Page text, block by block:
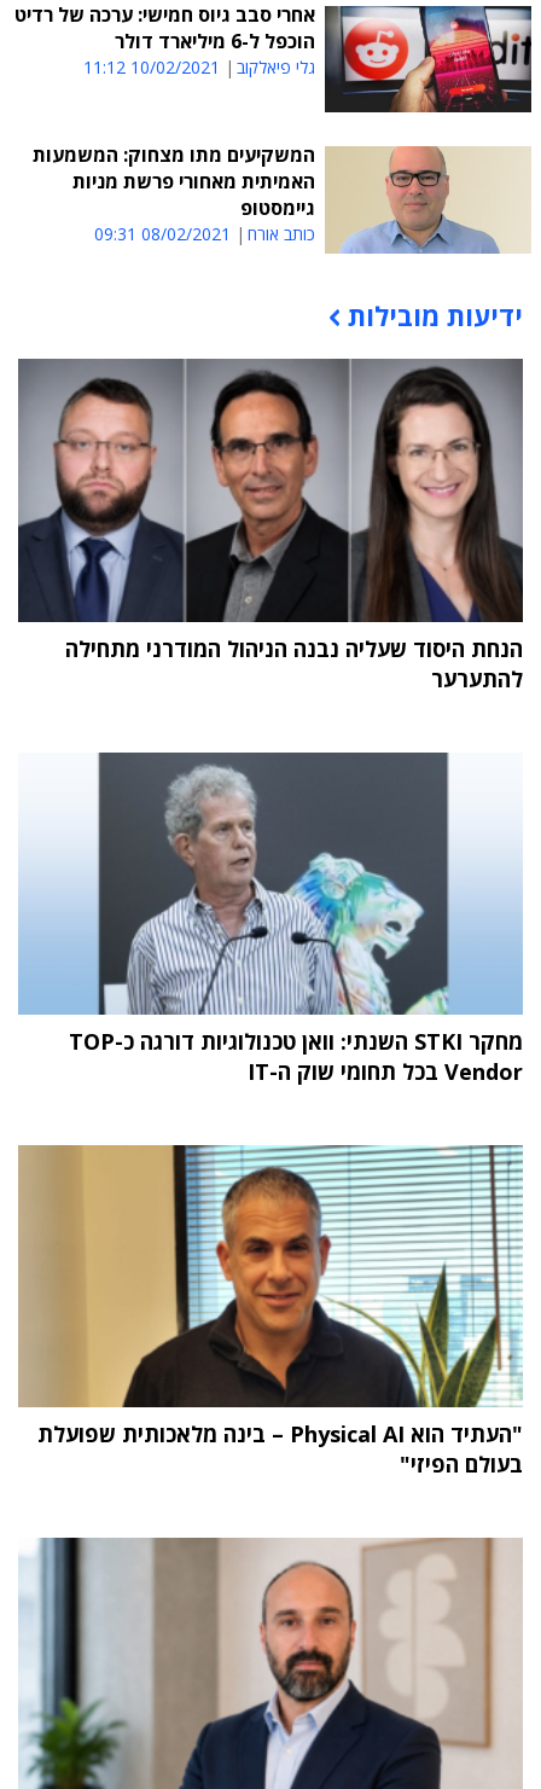
אחרי סבב גיוס חמישי: ערכה של רדיט
הוכפל ל-6 מיליארד דולר
גלי פיאלקוב 10/02/2021 11:12
המשקיעים מתו מצחוק: המשמעות
האמיתית מאחורי פרשת מניות
גיימסטופ
כותב אורח 08/02/2021 09:31
תוכן פרסומי
ידיעות מובילות
הנחת היסוד שעליה נבנה הניהול המודרני מתחילה
להתערער
מחקר STKI השנתי: וואן טכנולוגיות דורגה כ-TOP
Vendor בכל תחומי שוק ה-IT
"העתיד הוא Physical AI – בינה מלאכותית שפועלת
בעולם הפיזי"